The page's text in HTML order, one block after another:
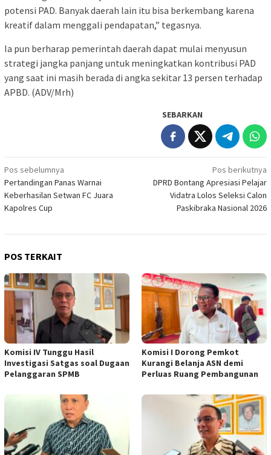
potensi PAD. Banyak daerah lain itu bisa berkembang karena
kreatif dalam menggali pendapatan,” tegasnya.
Ia pun berharap pemerintah daerah dapat mulai menyusun
strategi jangka panjang untuk meningkatkan kontribusi PAD
yang saat ini masih berada di angka sekitar 13 persen terhadap
APBD. (ADV/Mrh)
SEBARKAN
Navigasi
pos
Pos sebelumnya
Pertandingan Panas Warnai
Keberhasilan Setwan FC Juara
Kapolres Cup
Pos berikutnya
DPRD Bontang Apresiasi Pelajar
Vidatra Lolos Seleksi Calon
Paskibraka Nasional 2026
POS TERKAIT
Komisi IV Tunggu Hasil
Investigasi Satgas soal Dugaan
Pelanggaran SPMB
Komisi I Dorong Pemkot
Kurangi Belanja ASN demi
Perluas Ruang Pembangunan